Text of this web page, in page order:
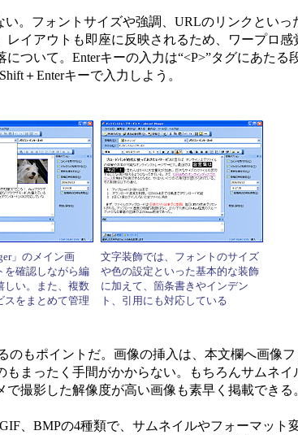
。フォントサイズや強調、URLのリンクといっ
イアウトも即座に反映されるため、ワープロ
ついて。Enterキーの入力は“<P>”タグにあたる
＋Enterキーで入力しよう。
」のメイン画
を確認しながら編
しい。また、複数
スをまとめて管理
文字装飾では、フォントのサイズ
や色の設定といった基本的な装飾
に加えて、箇条書きやインデン
ト、引用にも対応している
のもポイントだ。画像の挿入は、本文欄へ画像
まったく手間がかからない。もちろんサムネ
撮影した解像度が高い画像も素早く掲載できる
、BMPの4種類で、サムネイルやフォーマット